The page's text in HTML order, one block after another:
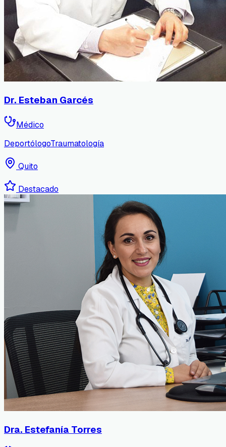
Dr. Esteban Garcés
Médico
DeportólogoTraumatología
Quito
Destacado
Dra. Estefanía Torres